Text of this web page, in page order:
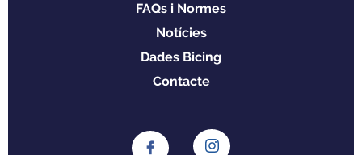
FAQs i Normes
Notícies
Dades Bicing
Contacte